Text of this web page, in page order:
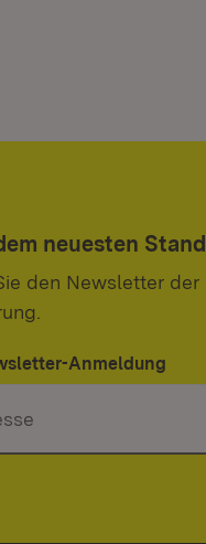
neuesten Stand
den Newsletter der
Anmeldung